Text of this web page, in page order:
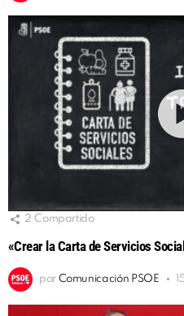
2 Compartido
«Crear la Carta de Servicios
por Comunicación PSOE